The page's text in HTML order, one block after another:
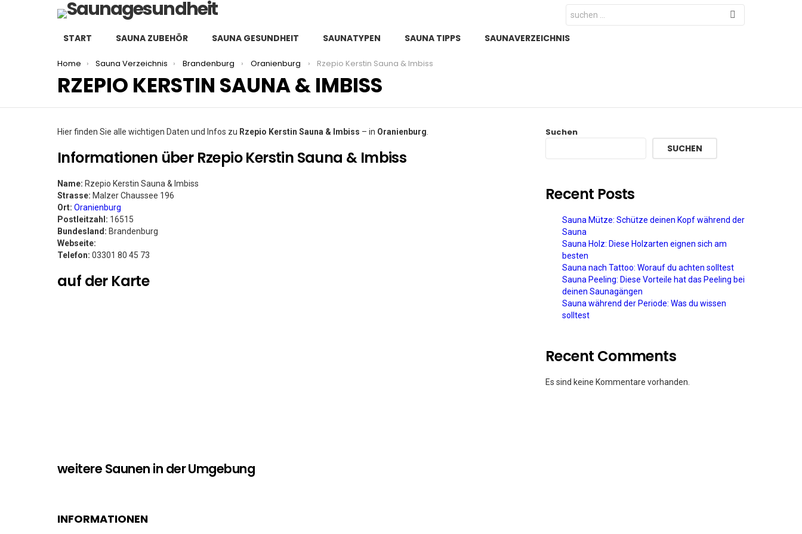
Search
for:
START SAUNA ZUBEHÖR SAUNA GESUNDHEIT SAUNATYPEN SAUNA TIPPS SAUNAVERZEICHNIS
You are here:
Home Sauna Verzeichnis Brandenburg Oranienburg Rzepio Kerstin Sauna & Imbiss
RZEPIO KERSTIN SAUNA & IMBISS
Hier finden Sie alle wichtigen Daten und Infos zu Rzepio Kerstin Sauna & Imbiss – in Oranienburg
Informationen über Rzepio Kerstin Sauna & Imbiss
Name: Rzepio Kerstin Sauna & Imbiss
Strasse: Malzer Chaussee 196
Ort: Oranienburg
Postleitzahl: 16515
Bundesland: Brandenburg
Webseite:
Telefon: 03301 80 45 73
auf der Karte
weitere Saunen in der Umgebung
Suchen
SUCHEN
Recent Posts
Sauna Mütze: Schütze deinen Kopf während der
Sauna
Sauna Holz: Diese Holzarten eignen sich am
besten
Sauna nach Tattoo: Worauf du achten solltest
Sauna Peeling: Diese Vorteile hat das Peeling bei
deinen Saunagängen
Sauna während der Periode: Was du wissen
solltest
Recent Comments
Es sind keine Kommentare vorhanden.
INFORMATIONEN